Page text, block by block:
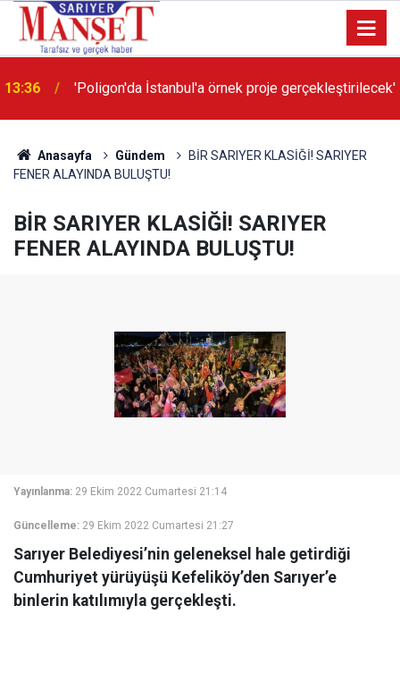
13:36 'Poligon'da İstanbul'a örnek proje gerçekleştirilecek'
Anasayfa Gündem
BİR SARIYER KLASİĞİ! SARIYER
FENER ALAYINDA BULUŞTU!
BİR SARIYER KLASİĞİ! SARIYER
FENER ALAYINDA BULUŞTU!
Yayınlanma: 29 Ekim 2022 Cumartesi 21:14
Güncelleme: 29 Ekim 2022 Cumartesi 21:27
Sarıyer Belediyesi’nin geleneksel hale getirdiği
Cumhuriyet yürüyüşü Kefeliköy’den Sarıyer’e
binlerin katılımıyla gerçekleşti.